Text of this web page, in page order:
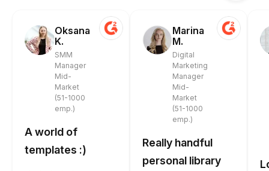
Oksana
K.
SMM
Manager
Mid-
Market
(51-1000
emp.)
A world of
templates :)
Marina
M.
Digital
Marketing
Manager
Mid-
Market
(51-1000
emp.)
Really handful
personal library